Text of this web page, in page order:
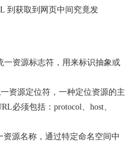
到获取到网页中间究竟发
一资源标志符，用来标识抽象或
一资源定位符，一种定位资源的主
必须包括：protocol、host、
资源名称，通过特定命名空间中